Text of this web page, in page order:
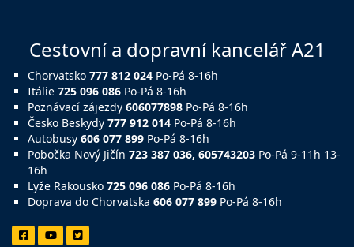
Cestovní a dopravní kancelář A21
Chorvatsko 777 812 024 Po-Pá 8-16h
Itálie 725 096 086 Po-Pá 8-16h
Poznávací zájezdy 606077898 Po-Pá 8-16h
Česko Beskydy 777 912 014 Po-Pá 8-16h
Autobusy 606 077 899 Po-Pá 8-16h
Pobočka Nový Jičín 723 387 036, 605743203 Po-Pá 9-11h 13-
16h
Lyže Rakousko 725 096 086 Po-Pá 8-16h
Doprava do Chorvatska 606 077 899 Po-Pá 8-16h